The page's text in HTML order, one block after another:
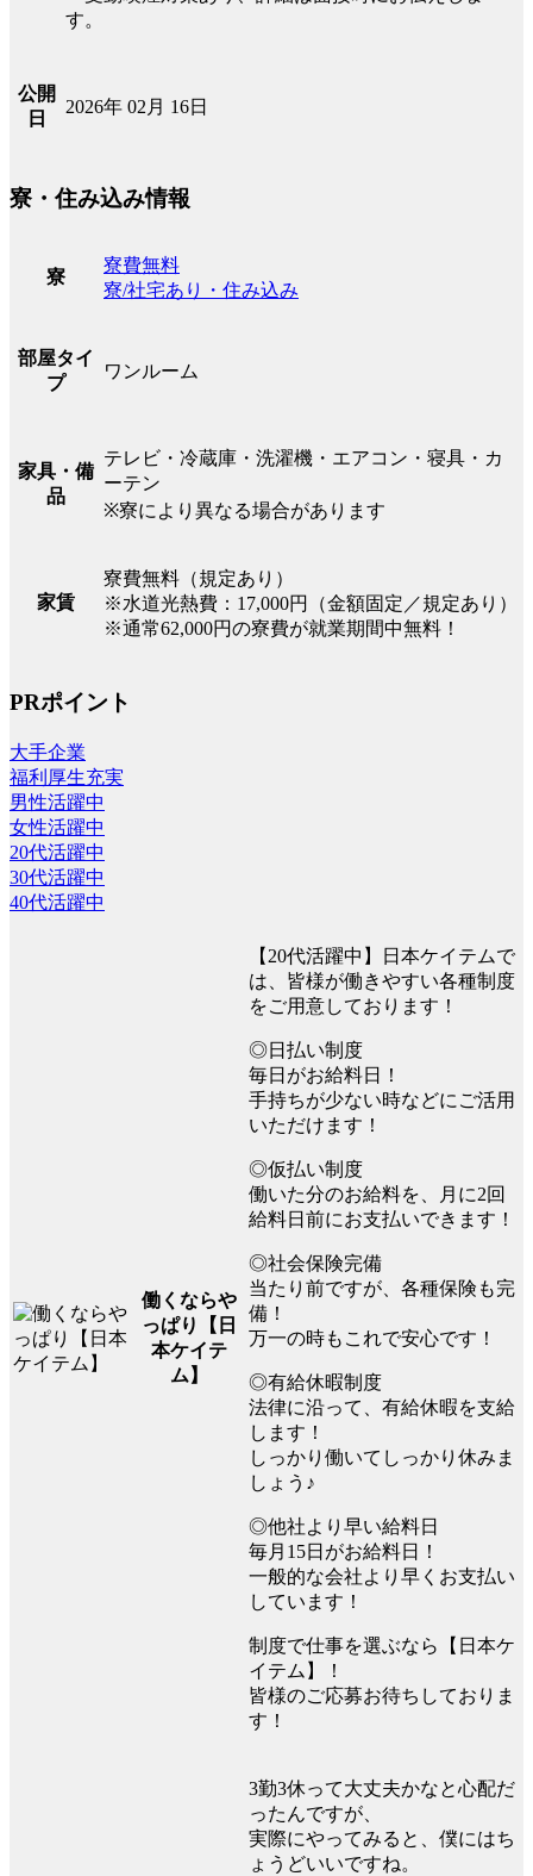
す。
公開
日
2026年 02月 16日
寮・住み込み情報
寮
寮費無料
寮/社宅あり・住み込み
部屋タイ
プ
ワンルーム
家具・備
品
テレビ・冷蔵庫・洗濯機・エアコン・寝具・カ
ーテン
※寮により異なる場合があります
家賃
寮費無料（規定あり）
※水道光熱費：17,000円（金額固定／規定あり）
※通常62,000円の寮費が就業期間中無料！
PRポイント
大手企業
福利厚生充実
男性活躍中
女性活躍中
20代活躍中
30代活躍中
40代活躍中
働くならや
っぱり【日
本ケイテ
ム】
【20代活躍中】日本ケイテムで
は、皆様が働きやすい各種制度
をご用意しております！
◎日払い制度
毎日がお給料日！
手持ちが少ない時などにご活用
いただけます！
◎仮払い制度
働いた分のお給料を、月に2回
給料日前にお支払いできます！
◎社会保険完備
当たり前ですが、各種保険も完
備！
万一の時もこれで安心です！
◎有給休暇制度
法律に沿って、有給休暇を支給
します！
しっかり働いてしっかり休みま
しょう♪
◎他社より早い給料日
毎月15日がお給料日！
一般的な会社より早くお支払い
しています！
制度で仕事を選ぶなら【日本ケ
イテム】！
皆様のご応募お待ちしておりま
す！
3勤3休って大丈夫かなと心配だ
ったんですが、
実際にやってみると、僕にはち
ょうどいいですね。